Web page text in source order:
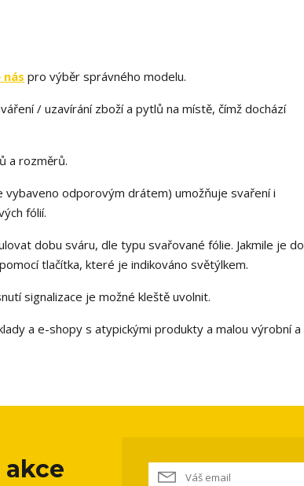
pro výběr správného modelu.
/ uzavírání zboží a pytlů na místě, čímž dochází
a rozměrů.
vybaveno odporovým drátem) umožňuje svaření i
fólií.
dobu sváru, dle typu svařované fólie. Jakmile je do
tlačítka, které je indikováno světýlkem.
signalizace je možné kleště uvolnit.
a e-shopy s atypickými produkty a malou výrobní a